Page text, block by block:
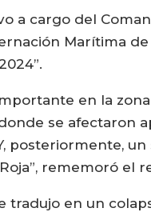
a cargo del
Marítima
en la
se afectaron
posteriormente,
rememoró el
en un